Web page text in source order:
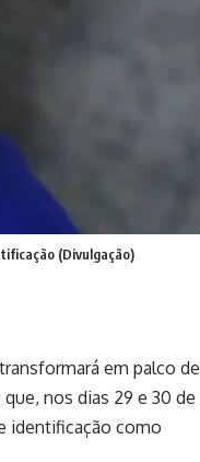
(Divulgação)
em palco de
nos dias 29 e 30 de
identificação como